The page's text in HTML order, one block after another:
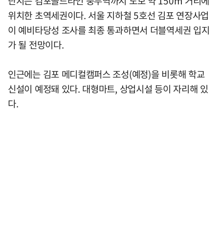
위치한 초역세권이다. 서울 지하철 5호선 김포 연장사업
이 예비타당성 조사를 최종 통과하면서 더블역세권 입지
가 될 전망이다.
인근에는 김포 메디컬캠퍼스 조성(예정)을 비롯해 학교
신설이 예정돼 있다. 대형마트, 상업시설 등이 자리해 있
다.